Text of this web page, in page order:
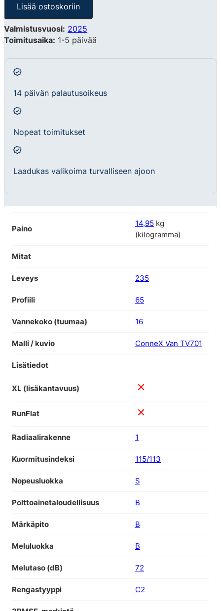
Lisää ostoskoriin
Valmistusvuosi: 2025
Toimitusaika: 1-5 päivää
14 päivän palautusoikeus
Nopeat toimitukset
Laadukas valikoima turvalliseen ajoon
Paino
14,95 kg
(kilogramma)
Mitat
Leveys 235
Profiili 65
Vannekoko (tuumaa) 16
Malli / kuvio ConneX Van TV701
Lisätiedot
XL (lisäkantavuus)
RunFlat
Radiaalirakenne 1
Kuormitusindeksi 115/113
Nopeusluokka S
Polttoainetaloudellisuus B
Märkäpito B
Meluluokka B
Melutaso (dB) 72
Rengastyyppi C2